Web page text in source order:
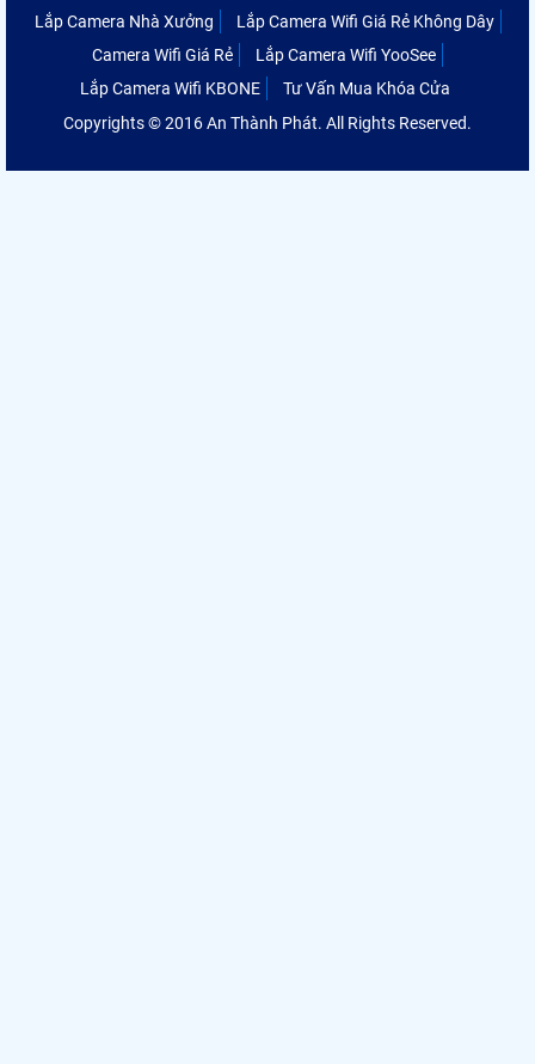
Lắp Camera Nhà Xưởng
Lắp Camera Wifi Giá Rẻ Không Dây
Camera Wifi Giá Rẻ
Lắp Camera Wifi YooSee
Lắp Camera Wifi KBONE
Tư Vấn Mua Khóa Cửa
Copyrights © 2016 An Thành Phát. All Rights Reserved.